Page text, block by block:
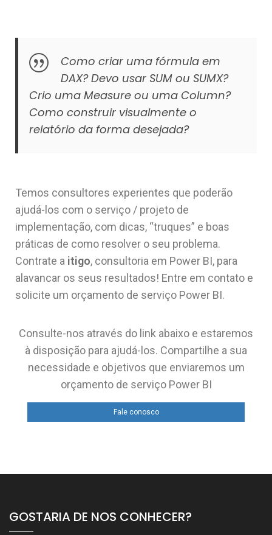
Como criar uma fórmula em
DAX? Devo usar SUM ou SUMX?
Crio uma Measure ou uma Column?
Como construir visualmente o
relatório da forma desejada?
Temos consultores experientes que poderão
ajudá-los com o serviço / projeto de
implementação, com dicas, “truques” e boas
práticas de como resolver o seu problema.
Contrate a itigo, consultoria em Power BI, para
alavancar os seus resultados! Entre em contato e
solicite um orçamento de serviço Power BI.
Consulte-nos através do link abaixo e estaremos
à disposição para ajudá-los. Compartilhe a sua
necessidade e objetivos que enviaremos um
orçamento de serviço Power BI
Fale conosco
GOSTARIA DE NOS CONHECER?